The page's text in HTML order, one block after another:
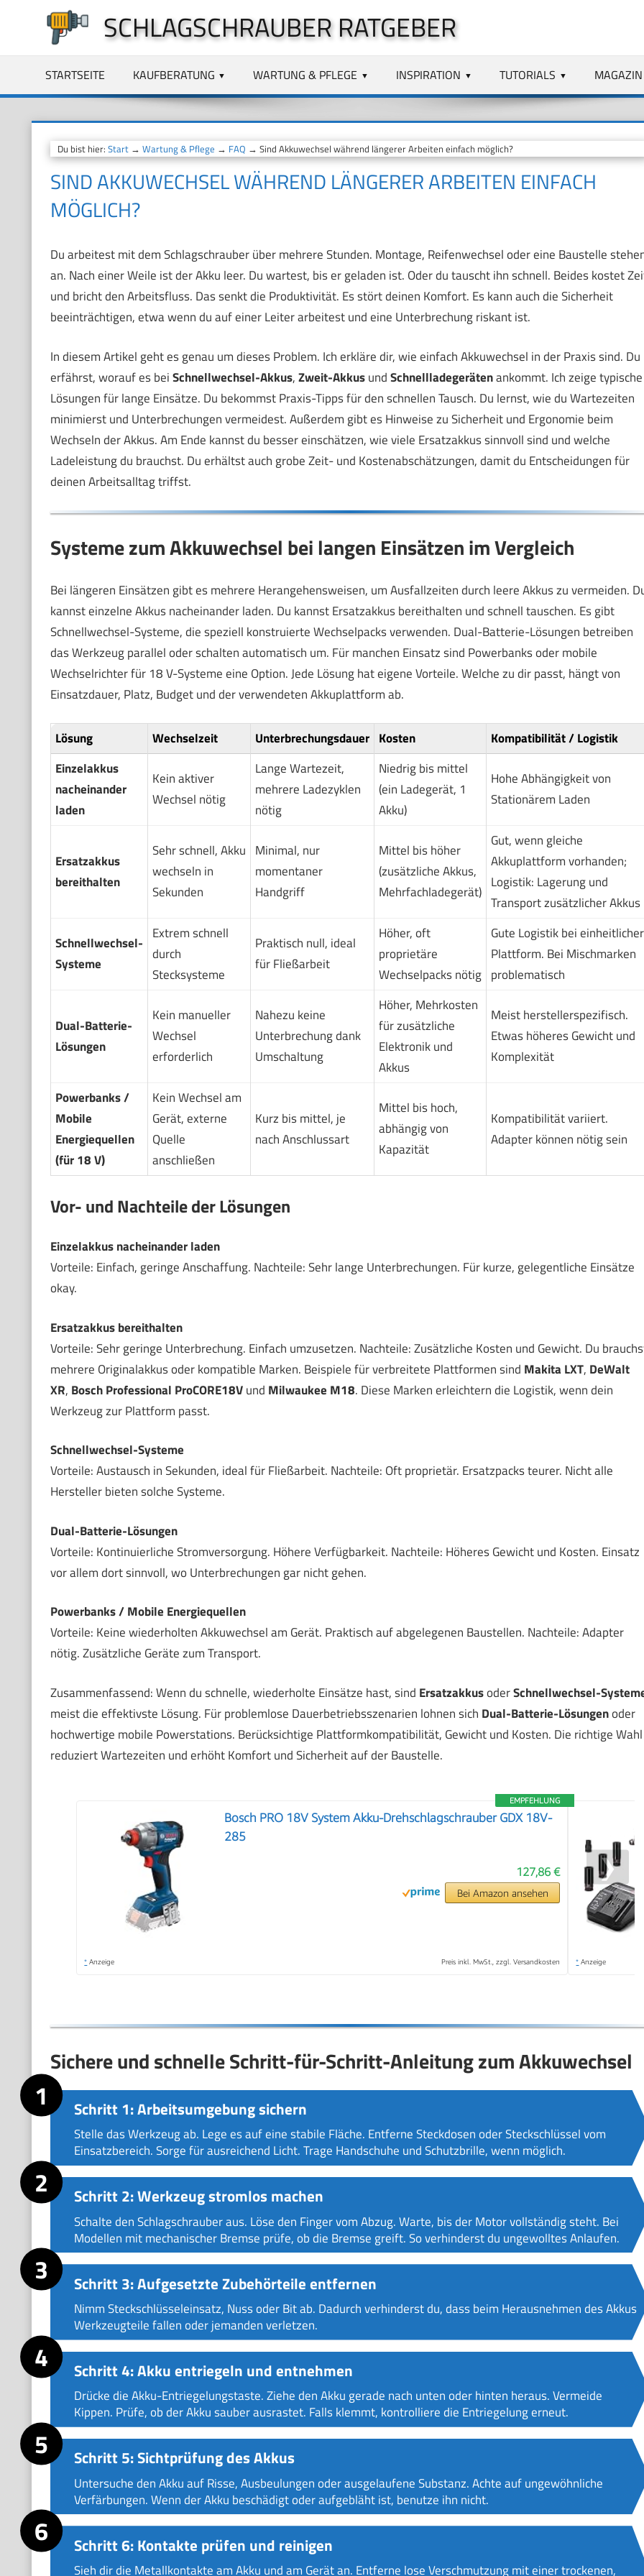
springen
SCHLAGSCHRAUBER RATGEBER
STARTSEITE KAUFBERATUNG WARTUNG & PFLEGE INSPIRATION TUTORIALS MAGAZIN
Du bist hier: Start→ Wartung & Pflege → FAQ → Sind Akkuwechsel während längerer Arbeiten einfach möglich?
SIND AKKUWECHSEL WÄHREND LÄNGERER ARBEITEN EINFACH
MÖGLICH?
Du arbeitest mit dem Schlagschrauber über mehrere Stunden. Montage, Reifenwechsel oder eine Baustelle
an. Nach einer Weile ist der Akku leer. Du wartest, bis er geladen ist. Oder du tauscht ihn schnell. Beides kostet
und bricht den Arbeitsfluss. Das senkt die Produktivität. Es stört deinen Komfort. Es kann auch die Sicherheit
beeinträchtigen, etwa wenn du auf einer Leiter arbeitest und eine Unterbrechung riskant ist.
In diesem Artikel geht es genau um dieses Problem. Ich erkläre dir, wie einfach Akkuwechsel in der Praxis sind. Du
erfährst, worauf es beiSchnellwechsel-Akkus,Zweit-AkkusundSchnellladegerätenankommt. Ich zeige typische
Lösungen für lange Einsätze. Du bekommst Praxis-Tipps für den schnellen Tausch. Du lernst, wie du Wartezeiten
minimierst und Unterbrechungen vermeidest. Außerdem gibt es Hinweise zu Sicherheit und Ergonomie beim
Wechseln der Akkus. Am Ende kannst du besser einschätzen, wie viele Ersatzakkus sinnvoll sind und welche
Ladeleistung du brauchst. Du erhältst auch grobe Zeit- und Kostenabschätzungen, damit du Entscheidungen für
deinen Arbeitsalltag triffst.
Systeme zum Akkuwechsel bei langen Einsätzen im Vergleich
Bei längeren Einsätzen gibt es mehrere Herangehensweisen, um Ausfallzeiten durch leere Akkus zu vermeiden.
kannst einzelne Akkus nacheinander laden. Du kannst Ersatzakkus bereithalten und schnell tauschen. Es gibt
Schnellwechsel-Systeme, die speziell konstruierte Wechselpacks verwenden. Dual-Batterie-Lösungen betreiben
das Werkzeug parallel oder schalten automatisch um. Für manchen Einsatz sind Powerbanks oder mobile
Wechselrichter für 18 V-Systeme eine Option. Jede Lösung hat eigene Vorteile. Welche zu dir passt, hängt von
Einsatzdauer, Platz, Budget und der verwendeten Akkuplattform ab.
Lösung Wechselzeit Unterbrechungsdauer Kosten
Kompatibilität / Logistik
Einzelakkus
nacheinander
laden
Kein aktiver
Wechsel nötig
Lange Wartezeit,
mehrere Ladezyklen
nötig
Niedrig bis mittel
(ein Ladegerät, 1
Akku)
Hohe Abhängigkeit von
Stationärem Laden
Ersatzakkus
bereithalten
Sehr schnell, Akku
wechseln in
Sekunden
Minimal, nur
momentaner
Handgriff
Mittel bis höher
(zusätzliche Akkus,
Mehrfachladegerät)
Gut, wenn gleiche
Akkuplattform vorhanden;
Logistik: Lagerung und
Transport zusätzlicher Akkus
Schnellwechsel-
Systeme
Extrem schnell
durch
Stecksysteme
Praktisch null, ideal
für Fließarbeit
Höher, oft
proprietäre
Wechselpacks nötig
Gute Logistik bei einheitlicher
Plattform. Bei Mischmarken
problematisch
Dual-Batterie-
Lösungen
Kein manueller
Wechsel
erforderlich
Nahezu keine
Unterbrechung dank
Umschaltung
Höher, Mehrkosten
für zusätzliche
Elektronik und
Akkus
Meist herstellerspezifisch.
Etwas höheres Gewicht und
Komplexität
Powerbanks /
Mobile
Energiequellen
(für 18 V)
Kein Wechsel am
Gerät, externe
Quelle
anschließen
Kurz bis mittel, je
nach Anschlussart
Mittel bis hoch,
abhängig von
Kapazität
Kompatibilität variiert.
Adapter können nötig sein
Vor- und Nachteile der Lösungen
Einzelakkus nacheinander laden
Vorteile: Einfach, geringe Anschaffung. Nachteile: Sehr lange Unterbrechungen. Für kurze, gelegentliche Einsätze
okay.
Ersatzakkus bereithalten
Vorteile: Sehr geringe Unterbrechung. Einfach umzusetzen. Nachteile: Zusätzliche Kosten und Gewicht. Du
mehrere Originalakkus oder kompatible Marken. Beispiele für verbreitete Plattformen sind Makita LXT, DeWalt
XR, Bosch Professional ProCORE18Vund Milwaukee M18. Diese Marken erleichtern die Logistik, wenn dein
Werkzeug zur Plattform passt.
Schnellwechsel-Systeme
Vorteile: Austausch in Sekunden, ideal für Fließarbeit. Nachteile: Oft proprietär. Ersatzpacks teurer. Nicht alle
Hersteller bieten solche Systeme.
Dual-Batterie-Lösungen
Vorteile: Kontinuierliche Stromversorgung. Höhere Verfügbarkeit. Nachteile: Höheres Gewicht und Kosten. Einsatz
vor allem dort sinnvoll, wo Unterbrechungen gar nicht gehen.
Powerbanks / Mobile Energiequellen
Vorteile: Keine wiederholten Akkuwechsel am Gerät. Praktisch auf abgelegenen Baustellen. Nachteile: Adapter
nötig. Zusätzliche Geräte zum Transport.
Zusammenfassend: Wenn du schnelle, wiederholte Einsätze hast, sind ErsatzakkusoderSchnellwechsel-
meist die effektivste Lösung. Für problemlose Dauerbetriebsszenarien lohnen sich Dual-Batterie-Lösungenoder
hochwertige mobile Powerstations. Berücksichtige Plattformkompatibilität, Gewicht und Kosten. Die richtige Wahl
reduziert Wartezeiten und erhöht Komfort und Sicherheit auf der Baustelle.
EMPFEHLUNG
Bosch PRO 18V System Akku-Drehschlagschrauber GDX 18V-
285
127,86 €
Bei Amazon ansehen
* Anzeige Preis inkl. MwSt., zzgl. Versandkosten * Anzeige
❯
Sichere und schnelle Schritt-für-Schritt-Anleitung zum Akkuwechsel
Schritt 1: Arbeitsumgebung sichern
Stelle das Werkzeug ab. Lege es auf eine stabile Fläche. Entferne Steckdosen oder Steckschlüssel vom
Einsatzbereich. Sorge für ausreichend Licht. Trage Handschuhe und Schutzbrille, wenn möglich.
Schritt 2: Werkzeug stromlos machen
Schalte den Schlagschrauber aus. Löse den Finger vom Abzug. Warte, bis der Motor vollständig steht. Bei
Modellen mit mechanischer Bremse prüfe, ob die Bremse greift. So verhinderst du ungewolltes Anlaufen.
Schritt 3: Aufgesetzte Zubehörteile entfernen
Nimm Steckschlüsseleinsatz, Nuss oder Bit ab. Dadurch verhinderst du, dass beim Herausnehmen des Akkus
Werkzeugteile fallen oder jemanden verletzen.
Schritt 4: Akku entriegeln und entnehmen
Drücke die Akku-Entriegelungstaste. Ziehe den Akku gerade nach unten oder hinten heraus. Vermeide
Kippen. Prüfe, ob der Akku sauber ausrastet. Falls klemmt, kontrolliere die Entriegelung erneut.
Schritt 5: Sichtprüfung des Akkus
Untersuche den Akku auf Risse, Ausbeulungen oder ausgelaufene Substanz. Achte auf ungewöhnliche
Verfärbungen. Wenn der Akku beschädigt oder aufgebläht ist, benutze ihn nicht.
Schritt 6: Kontakte prüfen und reinigen
Sieh dir die Metallkontakte am Akku und am Gerät an. Entferne lose Verschmutzung mit einer trockenen,